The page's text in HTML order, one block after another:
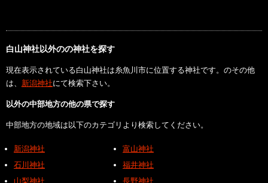
白山神社以外のの神社を探す
現在表示されている白山神社は糸魚川市に位置する神社です。のその他
は、 新潟神社にて検索下さい。
以外の中部地方の他の県で探す
中部地方の地域は以下のカテゴリより検索してください。
新潟神社
富山神社
石川神社
福井神社
山梨神社
長野神社